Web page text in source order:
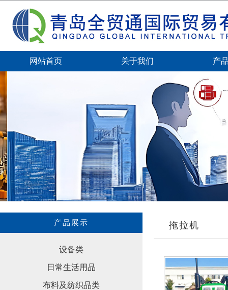
网站首页 关于我们 产
产品展示
设备类
日常生活用品
布料及纺织品类
拖拉机